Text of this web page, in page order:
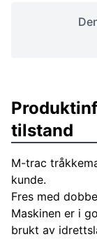
tilstand
M-trac
kunde.
Fres med
Maskinen er i
brukt av